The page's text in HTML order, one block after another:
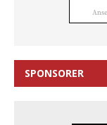
SPONSORER